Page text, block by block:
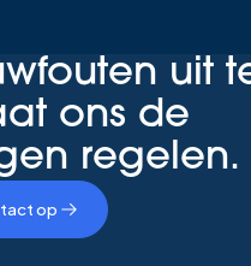
uit
ons de
regelen.
op